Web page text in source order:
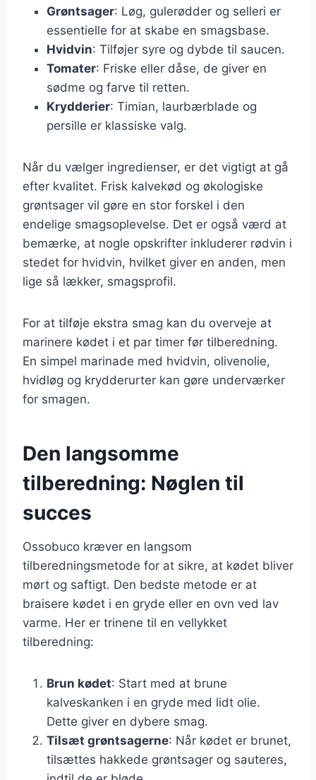
Grøntsager: Løg, gulerødder og selleri er
essentielle for at skabe en smagsbase.
Hvidvin: Tilføjer syre og dybde til saucen.
Tomater: Friske eller dåse, de giver en
sødme og farve til retten.
Krydderier: Timian, laurbærblade og
persille er klassiske valg.
Når du vælger ingredienser, er det vigtigt at gå
efter kvalitet. Frisk kalvekød og økologiske
grøntsager vil gøre en stor forskel i den
endelige smagsoplevelse. Det er også værd at
bemærke, at nogle opskrifter inkluderer rødvin i
stedet for hvidvin, hvilket giver en anden, men
lige så lækker, smagsprofil.
For at tilføje ekstra smag kan du overveje at
marinere kødet i et par timer før tilberedning.
En simpel marinade med hvidvin, olivenolie,
hvidløg og krydderurter kan gøre underværker
for smagen.
Den langsomme
tilberedning: Nøglen til
succes
Ossobuco kræver en langsom
tilberedningsmetode for at sikre, at kødet bliver
mørt og saftigt. Den bedste metode er at
braisere kødet i en gryde eller en ovn ved lav
varme. Her er trinene til en vellykket
tilberedning:
Brun kødet: Start med at brune
kalveskanken i en gryde med lidt olie.
Dette giver en dybere smag.
Tilsæt grøntsagerne: Når kødet er brunet,
tilsættes hakkede grøntsager og sauteres,